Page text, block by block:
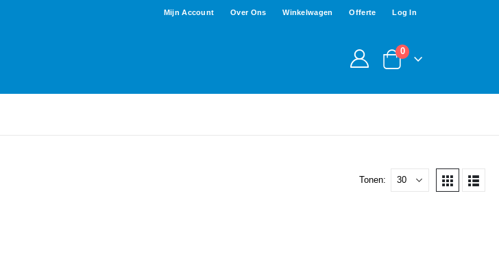
Mijn Account Over Ons Winkelwagen Offerte Log In
0
Tonen: